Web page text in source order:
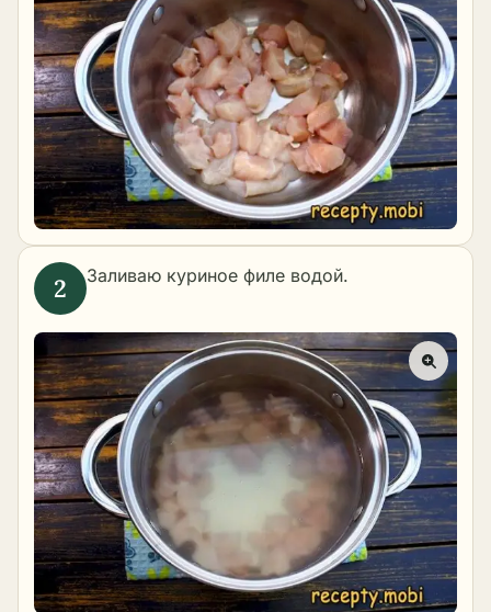
Заливаю куриное филе водой.